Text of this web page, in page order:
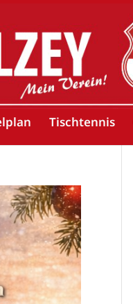
Tischtennis